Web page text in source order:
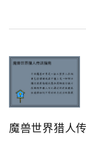
魔兽世界猎人